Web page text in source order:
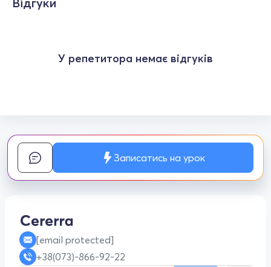
У репетитора немає відгуків
Записатись на урок
[email protected]
+38(073)-866-92-22